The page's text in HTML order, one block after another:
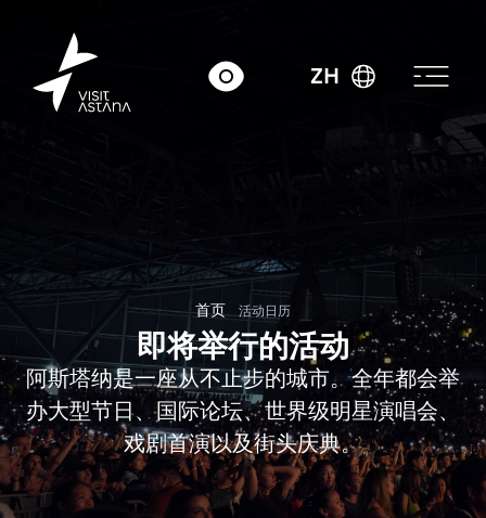
ZH
首页 活动日历
即将举行的活动
阿斯塔纳是一座从不止步的城市。全年都会举
办大型节日、国际论坛、世界级明星演唱会、
戏剧首演以及街头庆典。